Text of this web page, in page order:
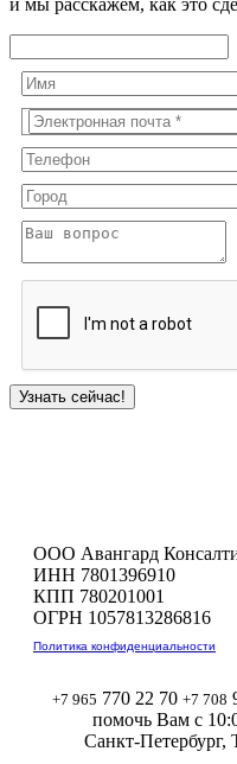
и мы расскажем, как это
ООО Авангард
ИНН 7801396910
КПП 780201001
ОГРН 1057813286816
Политика конфиденциальности
+7 965 770 22 70 +7 708
помочь Вам с
Санкт-Петербург,